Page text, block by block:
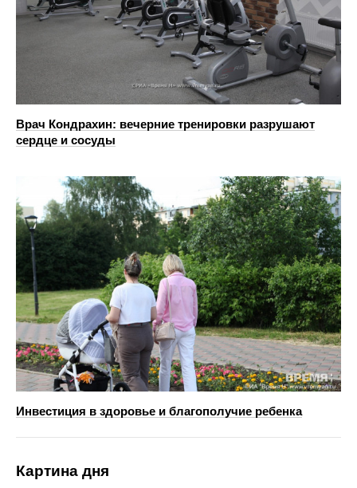
Врач Кондрахин: вечерние тренировки разрушают
сердце и сосуды
Инвестиция в здоровье и благополучие ребенка
Картина дня